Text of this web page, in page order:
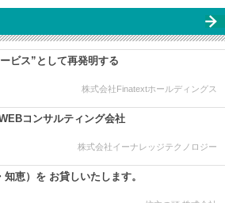
ビス”として再発明する
株式会社Finatextホールディングス
コンサルティング会社
株式会社イーナレッジテクノロジー
知恵）を お貸しいたします。